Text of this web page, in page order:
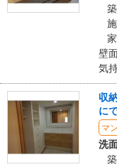
『満足のいく仕上
とても誠実で信頼ので
従業員の方たちの対応
この会社に決めた理
別の会社の見積もりで
だけたので。
壁
気
グ
ー
収
に
マ
洗